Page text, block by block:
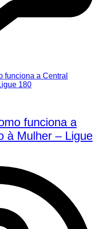
funciona a
à Mulher – Ligue